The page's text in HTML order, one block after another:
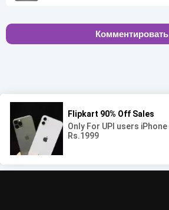
Комментировать
00:00